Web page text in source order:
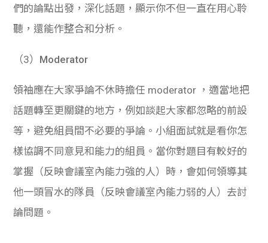
們的論點出發，深化話題，顯示你不但一直在用心聆
聽，還能作整合和分析。
（3） Moderator
領袖應在大家爭論不休時擔任 moderator ，適當地把
話題轉至更關鍵的地方，例如談起大家都忽略的前設
等，避免組員間不必要的爭論。小組面試就是看你怎
樣協調不同意見和能力的組員。當你對題目有較好的
掌握（反映會議室內能力強的人）時，會如何領導其
他一頭冒水的隊員（反映會議室內能力弱的人）去討
論問題。